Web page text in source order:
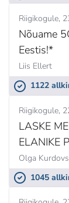
Riigikogule
Nõuame
Eestis!*
Liis Ellert
1122
Riigikogule
LASKE
ELANIKE
Olga
1045